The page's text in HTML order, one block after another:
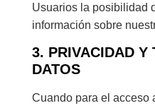
Usuarios la posibilidad
información sobre
3. PRIVACIDAD Y
DATOS
Cuando para el acceso